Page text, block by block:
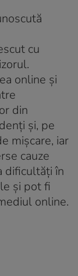
cu
online și
din
și, pe
mișcare, iar
cauze
dificultăți în
și pot fi
online.